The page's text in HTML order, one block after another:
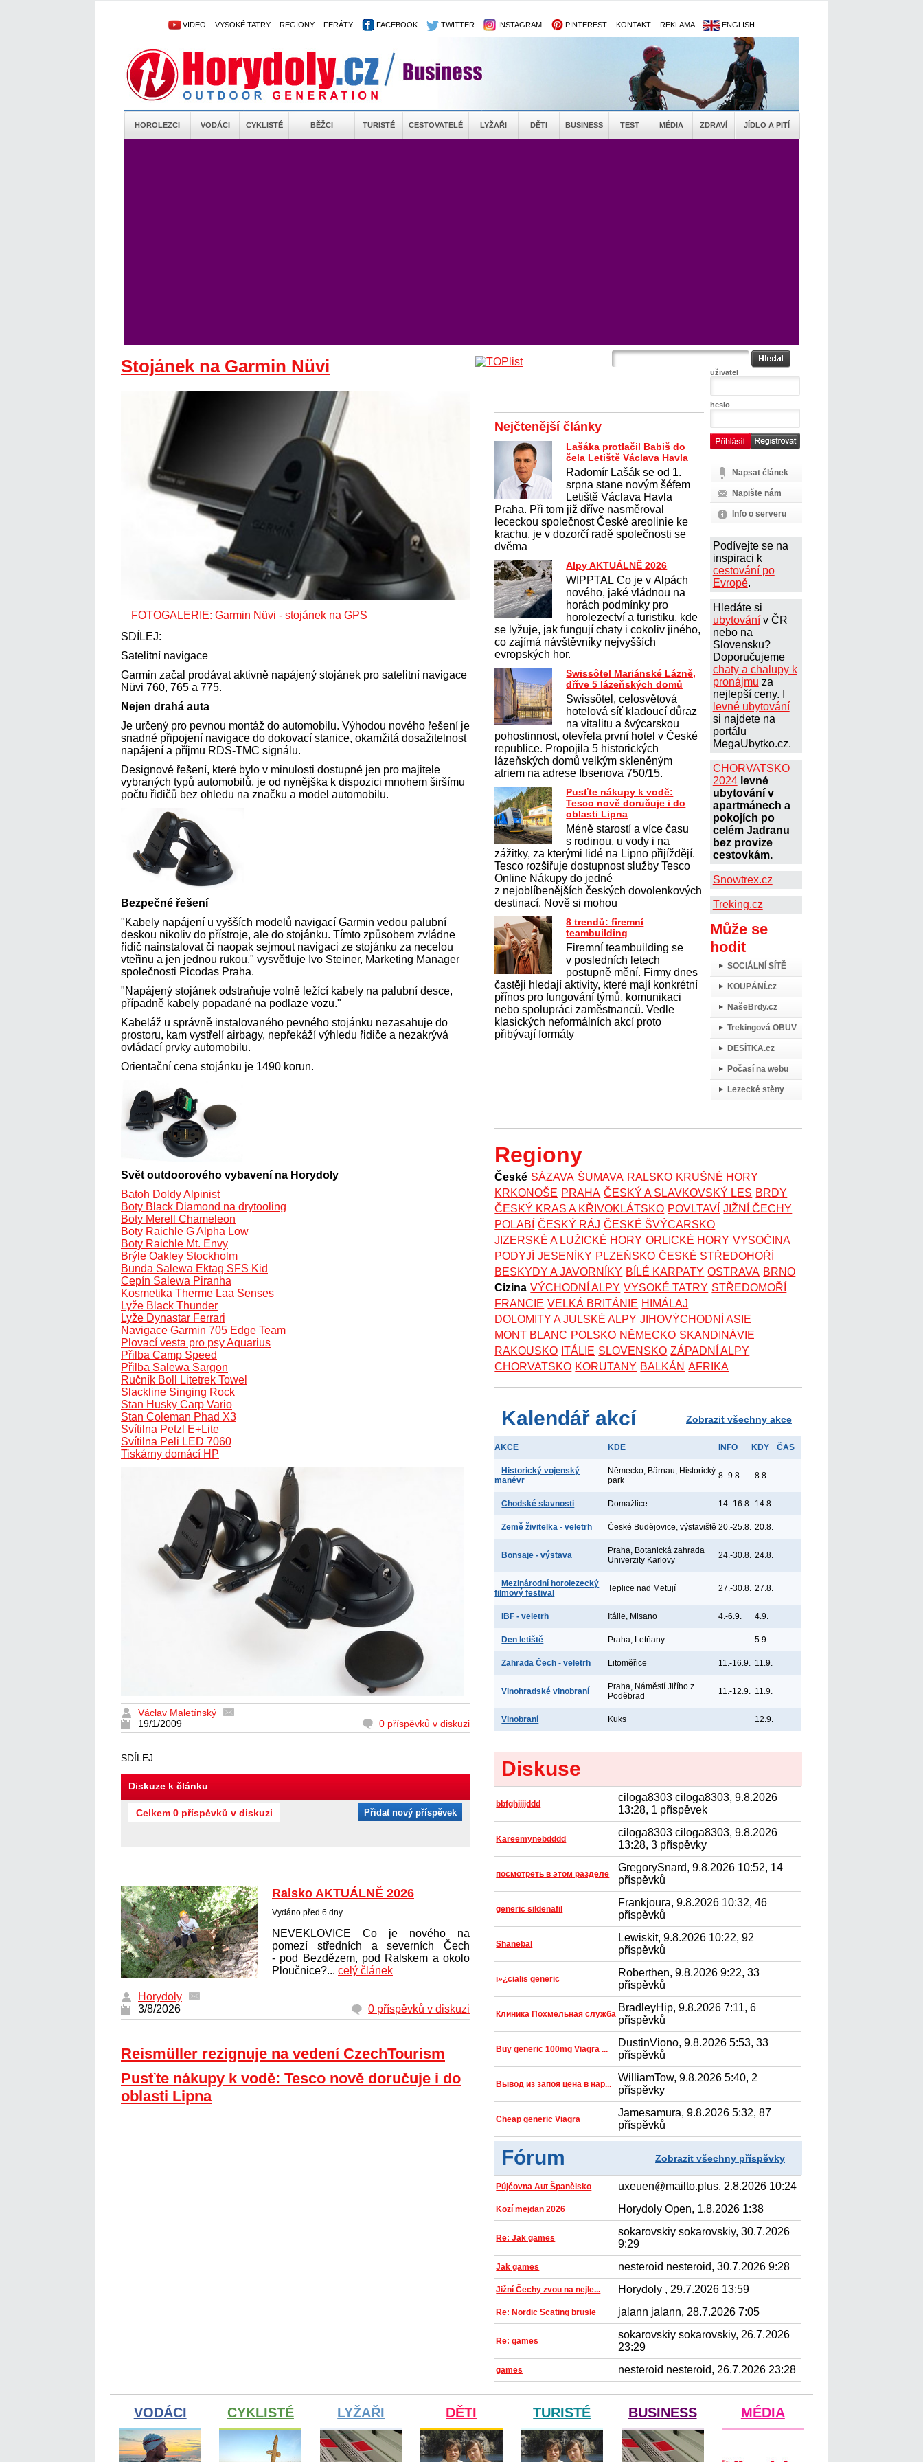
VIDEO - VYSOKÉ TATRY - REGIONY - FERÁTY - FACEBOOK - TWITTER - INSTAGRAM - PINTEREST - KONTAKT - REKLAMA - ENGLISH
HOROLEZCI VODÁCI CYKLISTÉ BĚŽCI TURISTÉ CESTOVATELÉ LYŽAŘI DĚTI BUSINESS TEST MÉDIA ZDRAVÍ JÍDLO A PITÍ
Stojánek na Garmin Nüvi
FOTOGALERIE: Garmin Nüvi - stojánek na GPS
SDÍLEJ:
Satelitní navigace
Garmin začal prodávat aktivně napájený stojánek pro satelitní navigace
Nüvi 760, 765 a 775.
Nejen drahá auta
Je určený pro pevnou montáž do automobilu. Výhodou nového řešení je
snadné připojení navigace do dokovací stanice, okamžitá dosažitelnost
napájení a příjmu RDS-TMC signálu.
Designové řešení, které bylo v minulosti dostupné jen pro majitele
vybraných typů automobilů, je od nynějška k dispozici mnohem širšímu
počtu řidičů bez ohledu na značku a model automobilu.
Bezpečné řešení
"Kabely napájení u vyšších modelů navigací Garmin vedou palubní
deskou nikoliv do přístroje, ale do stojánku. Tímto způsobem zvládne
řidič nainstalovat či naopak sejmout navigaci ze stojánku za necelou
vteřinu a jen jednou rukou," vysvětluje Ivo Steiner, Marketing Manager
společnosti Picodas Praha.
"Napájený stojánek odstraňuje volně ležící kabely na palubní desce,
případně kabely popadané na podlaze vozu."
Kabeláž u správně instalovaného pevného stojánku nezasahuje do
prostoru, kam vystřelí airbagy, nepřekáží výhledu řidiče a nezakrývá
ovládací prvky automobilu.
Orientační cena stojánku je 1490 korun.
Svět outdoorového vybavení na Horydoly
Batoh Doldy Alpinist
Boty Black Diamond na drytooling
Boty Merell Chameleon
Boty Raichle G Alpha Low
Boty Raichle Mt. Envy
Brýle Oakley Stockholm
Bunda Salewa Ektag SFS Kid
Cepín Salewa Piranha
Kosmetika Therme Laa Senses
Lyže Black Thunder
Lyže Dynastar Ferrari
Navigace Garmin 705 Edge Team
Plovací vesta pro psy Aquarius
Přilba Camp Speed
Přilba Salewa Sargon
Ručník Boll Litetrek Towel
Slackline Singing Rock
Stan Husky Carp Vario
Stan Coleman Phad X3
Svítilna Petzl E+Lite
Svítilna Peli LED 7060
Tiskárny domácí HP
Václav Maletínský
19/1/2009
0 příspěvků v diskuzi
SDÍLEJ:
Diskuze k článku
Celkem 0 příspěvků v diskuzi Přidat nový příspěvek
Ralsko AKTUÁLNĚ 2026
Vydáno před 6 dny
NEVEKLOVICE Co je nového na
pomezí středních a severních Čech
- pod Bezdězem, pod Ralskem a okolo
Ploučnice?... celý článek
Horydoly
3/8/2026
0 příspěvků v diskuzi
Reismüller rezignuje na vedení CzechTourism
Pusťte nákupy k vodě: Tesco nově doručuje i do
oblasti Lipna
uživatel
heslo
Napsat článek
Napište nám
Info o serveru
Podívejte se na
inspiraci k
cestování po
Evropě.
Hledáte si
ubytovánív ČR
nebo na
Slovensku?
Doporučujeme
chaty a chalupy k
pronájmu za
nejlepší ceny. I
levné ubytování
si najdete na
portálu
MegaUbytko.cz.
CHORVATSKO
2024 levné
ubytování v
apartmánech a
pokojích po
celém Jadranu
bez provize
cestovkám.
Snowtrex.cz
Treking.cz
Může se
hodit
SOCIÁLNÍ SÍTĚ
KOUPÁNÍ.cz
NašeBrdy.cz
Trekingová OBUV
DESÍTKA.cz
Počasí na webu
Lezecké stěny
Nejčtenější články
Lašáka protlačil Babiš do
čela Letiště Václava Havla
Radomír Lašák se od 1.
srpna stane novým šéfem
Letiště Václava Havla
Praha. Při tom již dříve nasměroval
lececkou společnost České areolinie ke
krachu, je v dozorčí radě společnosti se
dvěma
Alpy AKTUÁLNĚ 2026
WIPPTAL Co je v Alpách
nového, jaké vládnou na
horách podmínky pro
horolezectví a turistiku, kde
se lyžuje, jak fungují chaty i cokoliv jiného,
co zajímá návštěvníky nejvyšších
evropských hor.
Swissôtel Mariánské Lázně,
dříve 5 lázeňských domů
Swissôtel, celosvětová
hotelová síť kladoucí důraz
na vitalitu a švýcarskou
pohostinnost, otevřela první hotel v České
republice. Propojila 5 historických
lázeňských domů velkým skleněným
atriem na adrese Ibsenova 750/15.
Pusťte nákupy k vodě:
Tesco nově doručuje i do
oblasti Lipna
Méně starostí a více času
s rodinou, u vody i na
zážitky, za kterými lidé na Lipno přijíždějí.
Tesco rozšiřuje dostupnost služby Tesco
Online Nákupy do jedné
z nejoblíbenějších českých dovolenkových
destinací. Nově si mohou
8 trendů: firemní
teambuilding
Firemní teambuilding se
v posledních letech
postupně mění. Firmy dnes
častěji hledají aktivity, které mají konkrétní
přínos pro fungování týmů, komunikaci
nebo spolupráci zaměstnanců. Vedle
klasických neformálních akcí proto
přibývají formáty
Regiony
České SÁZAVA ŠUMAVA RALSKO KRUŠNÉ HORY
KRKONOŠE PRAHA ČESKÝ A SLAVKOVSKÝ LES BRDY
ČESKÝ KRAS A KŘIVOKLÁTSKO POVLTAVÍ JIŽNÍ ČECHY
POLABÍ
ČESKÝ RÁJ ČESKÉ ŠVÝCARSKO
JIZERSKÉ A LUŽICKÉ HORY ORLICKÉ HORY VYSOČINA
PODYJÍ
JESENÍKY PLZEŇSKO ČESKÉ STŘEDOHOŘÍ
BESKYDY A JAVORNÍKY BÍLÉ KARPATY OSTRAVA BRNO
Cizina VÝCHODNÍ ALPY VYSOKÉ TATRY STŘEDOMOŘÍ
FRANCIE VELKÁ BRITÁNIE HIMÁLAJ
DOLOMITY A JULSKÉ ALPY JIHOVÝCHODNÍ ASIE
MONT BLANC POLSKO NĚMECKO SKANDINÁVIE
RAKOUSKO ITÁLIE SLOVENSKO ZÁPADNÍ ALPY
CHORVATSKO KORUTANY BALKÁN AFRIKA
Kalendář akcí Zobrazit všechny akce
AKCE KDE INFO KDY ČAS
Historický vojenský
manévr
Německo, Bärnau, Historický
park
8.-9.8. 8.8.
Chodské slavnosti Domažlice 14.-16.8. 14.8.
Země živitelka - veletrh České Budějovice, výstaviště 20.-25.8. 20.8.
Bonsaje - výstava
Praha, Botanická zahrada
Univerzity Karlovy
24.-30.8. 24.8.
Mezinárodní horolezecký
filmový festival
Teplice nad Metují 27.-30.8. 27.8.
IBF - veletrh Itálie, Misano 4.-6.9. 4.9.
Den letiště Praha, Letňany 5.9.
Zahrada Čech - veletrh Litoměřice 11.-16.9. 11.9.
Vinohradské vinobraní
Praha, Náměstí Jiřího z
Poděbrad
11.-12.9. 11.9.
Vinobraní Kuks 12.9.
Diskuse
bbfghjjjjddd
ciloga8303 ciloga8303, 9.8.2026
13:28, 1 příspěvek
Kareemynebdddd
ciloga8303 ciloga8303, 9.8.2026
13:28, 3 příspěvky
посмотреть в этом разделе
GregorySnard, 9.8.2026 10:52, 14
příspěvků
generic sildenafil
Frankjoura, 9.8.2026 10:32, 46
příspěvků
Shanebal
Lewiskit, 9.8.2026 10:22, 92
příspěvků
ï»¿cialis generic
Roberthen, 9.8.2026 9:22, 33
příspěvků
Клиника Похмельная служба
BradleyHip, 9.8.2026 7:11, 6
příspěvků
Buy generic 100mg Viagra ...
DustinViono, 9.8.2026 5:53, 33
příspěvků
Вывод из запоя цена в нар...
WilliamTow, 9.8.2026 5:40, 2
příspěvky
Cheap generic Viagra
Jamesamura, 9.8.2026 5:32, 87
příspěvků
Fórum Zobrazit všechny příspěvky
Půjčovna Aut Španělsko uxeuen@mailto.plus, 2.8.2026 10:24
Kozí mejdan 2026 Horydoly Open, 1.8.2026 1:38
Re: Jak games
sokarovskiy sokarovskiy, 30.7.2026
9:29
Jak games nesteroid nesteroid, 30.7.2026 9:28
Jižní Čechy zvou na nejle... Horydoly , 29.7.2026 13:59
Re: Nordic Scating brusle jalann jalann, 28.7.2026 7:05
Re: games
sokarovskiy sokarovskiy, 26.7.2026
23:29
games nesteroid nesteroid, 26.7.2026 23:28
VODÁCI CYKLISTÉ LYŽAŘI DĚTI TURISTÉ BUSINESS MÉDIA